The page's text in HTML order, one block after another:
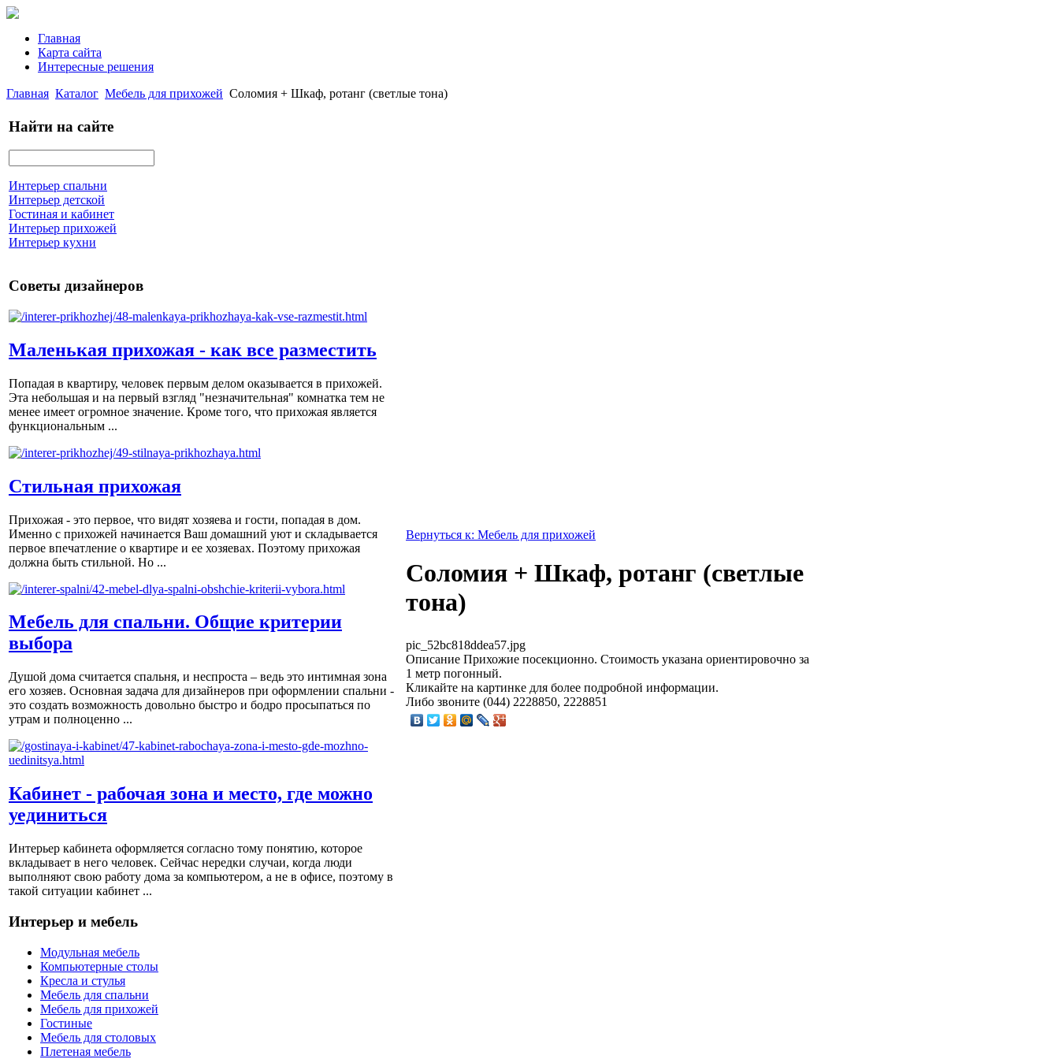
Главная
Карта сайта
Интересные решения
Главная Каталог Мебель для прихожей Соломия + Шкаф, ротанг (светлые тона)
Найти на сайте
Интерьер спальни
Интерьер детской
Гостиная и кабинет
Интерьер прихожей
Интерьер кухни
Советы дизайнеров
Маленькая прихожая - как все разместить
Попадая в квартиру, человек первым делом оказывается в прихожей.
Эта небольшая и на первый взгляд "незначительная" комнатка тем не
менее имеет огромное значение. Кроме того, что прихожая является
функциональным ...
Стильная прихожая
Прихожая - это первое, что видят хозяева и гости, попадая в дом.
Именно с прихожей начинается Ваш домашний уют и складывается
первое впечатление о квартире и ее хозяевах. Поэтому прихожая
должна быть стильной. Но ...
Мебель для спальни. Общие критерии
выбора
Душой дома считается спальня, и неспроста – ведь это интимная зона
его хозяев. Основная задача для дизайнеров при оформлении спальни -
это создать возможность довольно быстро и бодро просыпаться по
утрам и полноценно ...
Кабинет - рабочая зона и место, где можно
уединиться
Интерьер кабинета оформляется согласно тому понятию, которое
вкладывает в него человек. Сейчас нередки случаи, когда люди
выполняют свою работу дома за компьютером, а не в офисе, поэтому в
такой ситуации кабинет ...
Интерьер и мебель
Модульная мебель
Компьютерные столы
Кресла и стулья
Мебель для спальни
Мебель для прихожей
Гостиные
Мебель для столовых
Плетеная мебель
Вернуться к: Мебель для прихожей
Соломия + Шкаф, ротанг (светлые
тона)
pic_52bc818ddea57.jpg
Описание Прихожие посекционно. Стоимость указана ориентировочно за
1 метр погонный.
Кликайте на картинке для более подробной информации.
Либо звоните (044) 2228850, 2228851